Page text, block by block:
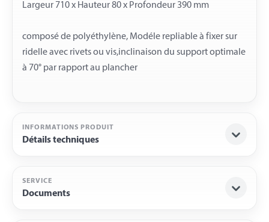
Largeur 710 x Hauteur 80 x Profondeur 390 mm
composé de polyéthylène, Modéle repliable à fixer sur
ridelle avec rivets ou vis,inclinaison du support optimale
INFORMATIONS PRODUIT
Détails techniques
SERVICE
Documents